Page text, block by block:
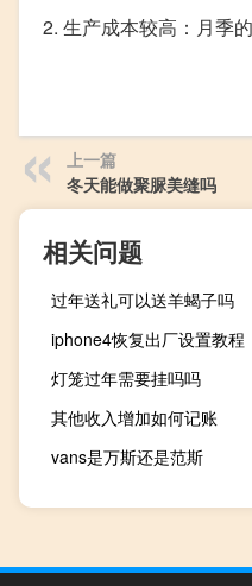
2. 生产成本较高：月季
上一篇
冬天能做聚脲美缝吗
相关问题
过年送礼可以送羊蝎子吗
iphone4恢复出厂设置教程
灯笼过年需要挂吗吗
其他收入增加如何记账
vans是万斯还是范斯